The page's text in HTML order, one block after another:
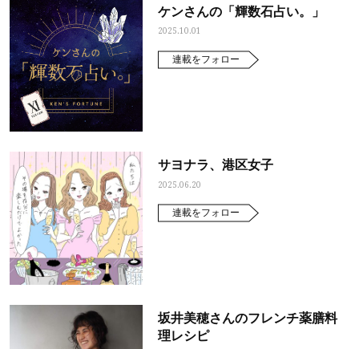
ケンさんの「輝数石占い。」
2025.10.01
連載をフォロー
サヨナラ、港区女子
2025.06.20
連載をフォロー
坂井美穂さんのフレンチ薬膳料
理レシピ